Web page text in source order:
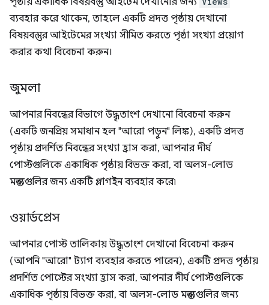
ব্যবহার করে থাকেন, তাহলে একটি প্রদত্ত পৃষ্ঠায় দেখানো
বিষয়বস্তুর আইটেমের সংখ্যা সীমিত করতে পৃষ্ঠা সংখ্যা প্রয়োগ
করার কথা বিবেচনা করুন।
জুমলা
আপনার নিবন্ধের বিভাগে উদ্ধৃতাংশ দেখানো বিবেচনা করুন
(একটি জনপ্রিয় সমাধান হল "আরো পড়ুন" লিঙ্ক), একটি প্রদত্ত
পৃষ্ঠায় প্রদর্শিত নিবন্ধের সংখ্যা হ্রাস করা, আপনার দীর্ঘ
পোস্টগুলিকে একাধিক পৃষ্ঠায় বিভক্ত করা, বা অলস-লোড
মন্তব্যগুলির জন্য একটি প্লাগইন ব্যবহার করে৷
ওয়ার্ডপ্রেস
আপনার পোস্ট তালিকায় উদ্ধৃতাংশ দেখানো বিবেচনা করুন
(আপনি "আরো" ট্যাগ ব্যবহার করতে পারেন), একটি প্রদত্ত পৃষ্ঠায়
প্রদর্শিত পোস্টের সংখ্যা হ্রাস করা, আপনার দীর্ঘ পোস্টগুলিকে
একাধিক পৃষ্ঠায় বিভক্ত করা, বা অলস-লোড মন্তব্যগুলির জন্য